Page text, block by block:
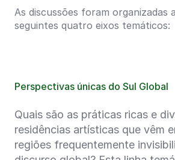
As discussões foram organizadas
seguintes quatro eixos temáticos:
Perspectivas únicas do Sul Global
Quais são as práticas ricas e
residências artísticas que vêm
regiões frequentemente